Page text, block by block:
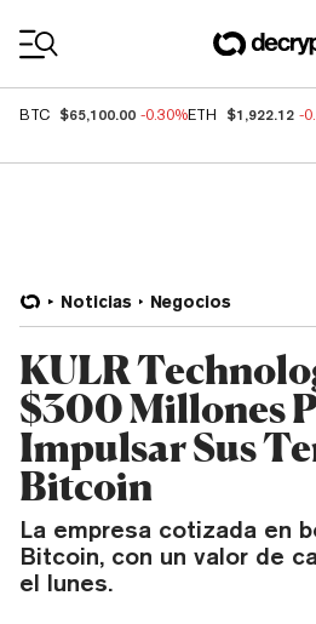
BTC $65,100.00 -0.30%ETH $1,922.12 -
Noticias Negocios
KULR
$300 Millones
Impulsar Sus
Bitcoin
La empresa cotizada en
Bitcoin, con un valor de
el lunes.